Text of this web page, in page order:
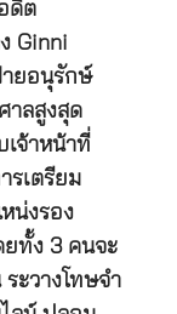
ดีต
Ginni
ายอนุรักษ์
าลสูงสุด
เจ้าหน้าที่
รเตรียม
น่งรอง
ทั้ง 3 คนจะ
ะวางโทษจำ